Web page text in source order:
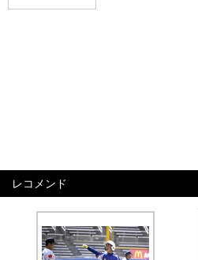
レコメンド